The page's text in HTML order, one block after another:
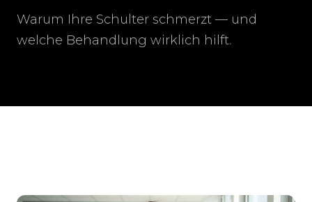
Warum Ihre Schulter schmerzt — und
welche Behandlung wirklich hilft.